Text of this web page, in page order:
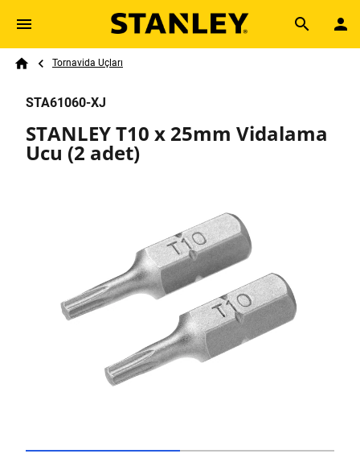
Skip to main content
Search
Breadcrumb
Tornavida Uçları
STA61060-XJ
STANLEY T10 x 25mm Vidalama
Ucu (2 adet)